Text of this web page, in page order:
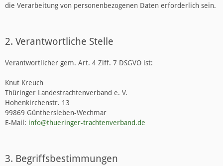
die Verarbeitung von personenbezogenen Daten erforderlich sein.
2. Verantwortliche Stelle
Verantwortlicher gem. Art. 4 Ziff. 7 DSGVO ist:
Knut Kreuch
Thüringer Landestrachtenverband e. V.
Hohenkirchenstr. 13
99869 Günthersleben-Wechmar
E-Mail: info@thueringer-trachtenverband.de
3. Begriffsbestimmungen